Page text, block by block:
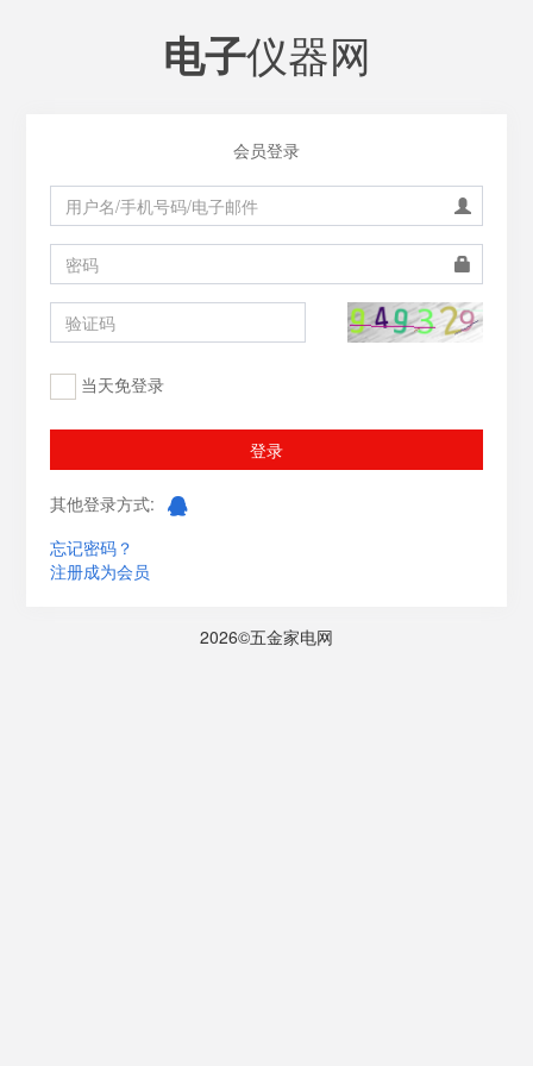
电子仪器网
会员登录
当天免登录
登录
其他登录方式:
忘记密码？
注册成为会员
2026©五金家电网